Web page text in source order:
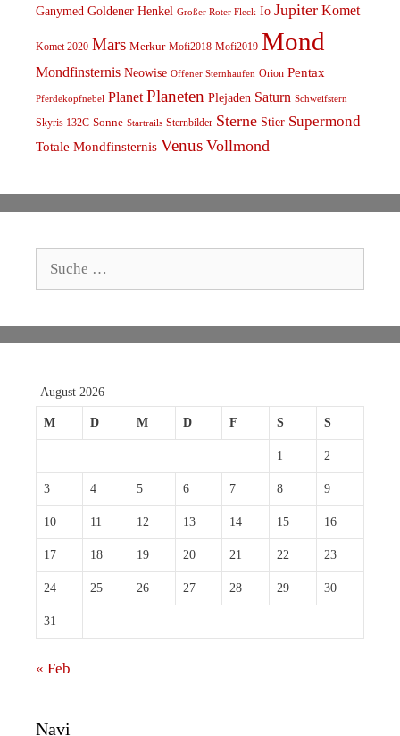
Ganymed Goldener Henkel Großer Roter Fleck Io Jupiter Komet
Komet 2020 Mars Merkur Mofi2018 Mofi2019 Mond
Mondfinsternis Neowise Offener Sternhaufen Orion Pentax
Pferdekopfnebel Planet Planeten Plejaden Saturn Schweifstern
Skyris 132C Sonne Startrails Sternbilder Sterne Stier Supermond
Totale Mondfinsternis Venus Vollmond
August 2026
M D M D F S S
1 2
3 4 5 6 7 8 9
10 11 12 13 14 15 16
17 18 19 20 21 22 23
24 25 26 27 28 29 30
31
« Feb
Navi